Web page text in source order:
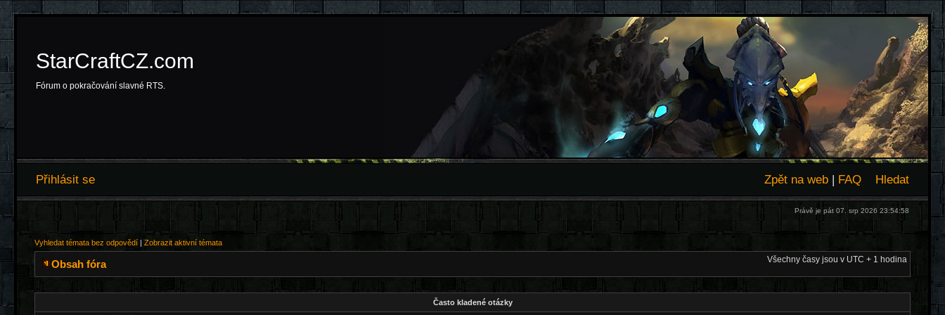
StarCraftCZ.com
Fórum o pokračování slavné RTS.
Přihlásit se Zpět na web | FAQ Hledat
Právě je pát 07. srp 2026 23:54:58
Vyhledat témata bez odpovědí | Zobrazit aktivní témata
Obsah fóra Všechny časy jsou v UTC + 1 hodina
Často kladené otázky